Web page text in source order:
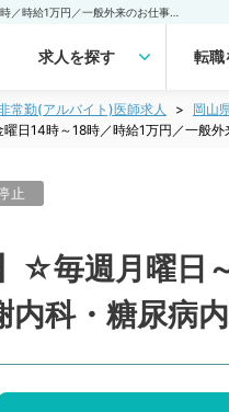
求人を探す 転職
常勤(アルバイト)医師求人 岡山
日14時～18時／時給1万円／一般
止
☆毎週月曜日
科・糖尿病内